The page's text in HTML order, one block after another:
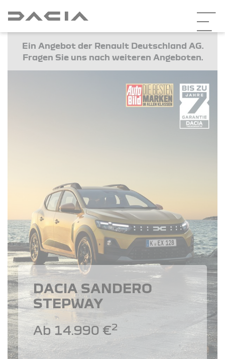
Ein Angebot der Renault Deutschland AG.
Fragen Sie uns nach weiteren Angeboten.
DACIA SANDERO
STEPWAY
Ab 14.990 €2